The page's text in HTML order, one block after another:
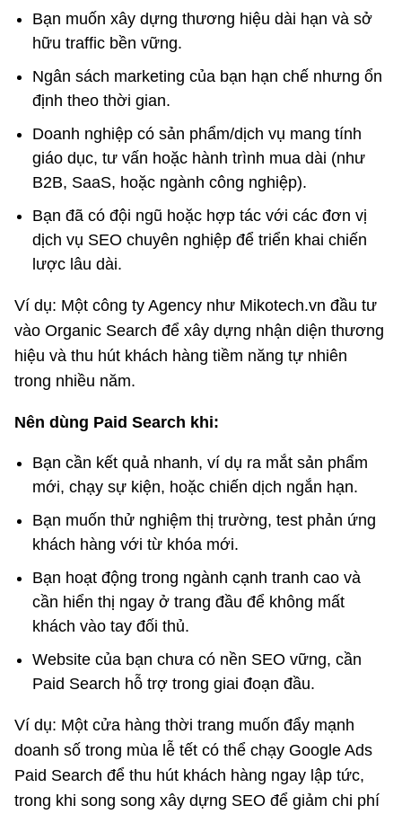
Bạn muốn xây dựng thương hiệu dài hạn và sở
hữu traffic bền vững.
Ngân sách marketing của bạn hạn chế nhưng ổn
định theo thời gian.
Doanh nghiệp có sản phẩm/dịch vụ mang tính
giáo dục, tư vấn hoặc hành trình mua dài (như
B2B, SaaS, hoặc ngành công nghiệp).
Bạn đã có đội ngũ hoặc hợp tác với các đơn vị
dịch vụ SEO chuyên nghiệp để triển khai chiến
lược lâu dài.
Ví dụ: Một công ty Agency như Mikotech.vn đầu tư
vào Organic Search để xây dựng nhận diện thương
hiệu và thu hút khách hàng tiềm năng tự nhiên
trong nhiều năm.
Nên dùng Paid Search khi:
Bạn cần kết quả nhanh, ví dụ ra mắt sản phẩm
mới, chạy sự kiện, hoặc chiến dịch ngắn hạn.
Bạn muốn thử nghiệm thị trường, test phản ứng
khách hàng với từ khóa mới.
Bạn hoạt động trong ngành cạnh tranh cao và
cần hiển thị ngay ở trang đầu để không mất
khách vào tay đối thủ.
Website của bạn chưa có nền SEO vững, cần
Paid Search hỗ trợ trong giai đoạn đầu.
Ví dụ: Một cửa hàng thời trang muốn đẩy mạnh
doanh số trong mùa lễ tết có thể chạy Google Ads
Paid Search để thu hút khách hàng ngay lập tức,
trong khi song song xây dựng SEO để giảm chi phí